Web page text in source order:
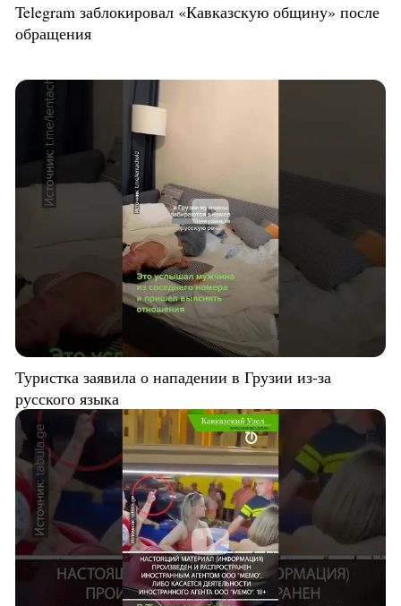
Telegram заблокировал «Кавказскую общину» после
обращения
Туристка заявила о нападении в Грузии из-за
русского языка